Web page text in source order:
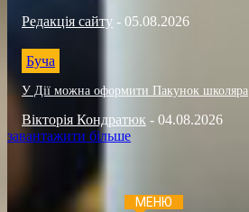
Редакція сайту - 05.08.2026
Буча
У Дії можна оформити Пакунок школяра
Вікторія Кондратюк - 04.08.2026
завантажити більше
МЕНЮ